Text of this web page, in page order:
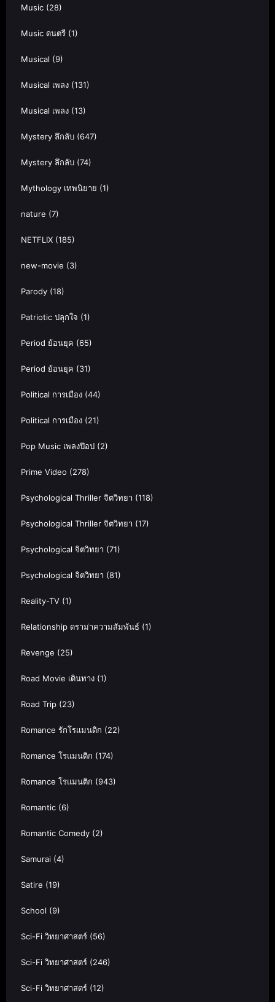
Music (28)
Music ดนตรี (1)
Musical (9)
Musical เพลง (131)
Musical เพลง (13)
Mystery ลึกลับ (647)
Mystery ลึกลับ (74)
Mythology เทพนิยาย (1)
nature (7)
NETFLIX (185)
new-movie (3)
Parody (18)
Patriotic ปลุกใจ (1)
Period ย้อนยุค (65)
Period ย้อนยุค (31)
Political การเมือง (44)
Political การเมือง (21)
Pop Music เพลงป๊อป (2)
Prime Video (278)
Psychological Thriller จิตวิทยา (118)
Psychological Thriller จิตวิทยา (17)
Psychological จิตวิทยา (71)
Psychological จิตวิทยา (81)
Reality-TV (1)
Relationship ดราม่าความสัมพันธ์ (1)
Revenge (25)
Road Movie เดินทาง (1)
Road Trip (23)
Romance รักโรแมนติก (22)
Romance โรแมนติก (174)
Romance โรแมนติก (943)
Romantic (6)
Romantic Comedy (2)
Samurai (4)
Satire (19)
School (9)
Sci-Fi วิทยาศาสตร์ (56)
Sci-Fi วิทยาศาสตร์ (246)
Sci-Fi วิทยาศาสตร์ (12)